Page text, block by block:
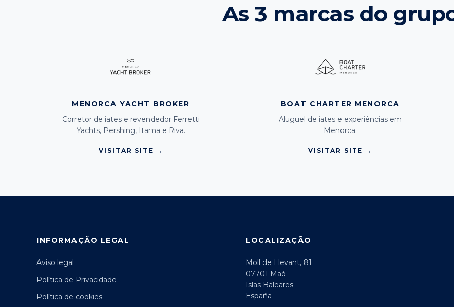
As 3 marcas do
MENORCA YACHT BROKER
Corretor de iates e revendedor Ferretti
Yachts, Pershing, Itama e Riva.
VISITAR SITE →
BOAT CHARTER MENORCA
Aluguel de iates e experiências em
Menorca.
VISITAR SITE →
INFORMAÇÃO LEGAL
Aviso legal
Política de Privacidade
Política de cookies
LOCALIZAÇÃO
Moll de Llevant, 81
07701 Maó
Islas Baleares
España